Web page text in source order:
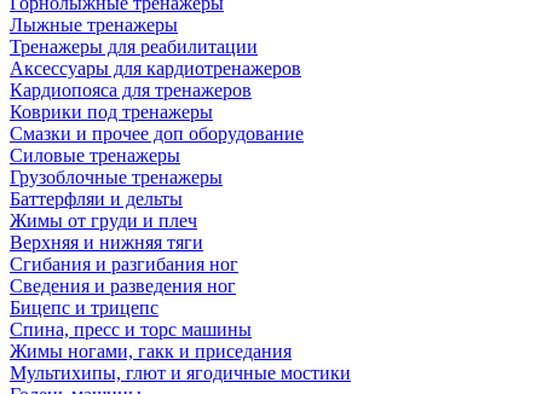
Лыжные тренажеры
Тренажеры для реабилитации
Аксессуары для кардиотренажеров
Кардиопояса для тренажеров
Коврики под тренажеры
Смазки и прочее доп оборудование
Силовые тренажеры
Грузоблочные тренажеры
Баттерфляи и дельты
Жимы от груди и плеч
Верхняя и нижняя тяги
Сгибания и разгибания ног
Сведения и разведения ног
Бицепс и трицепс
Спина, пресс и торс машины
Жимы ногами, гакк и приседания
Мультихипы, глют и ягодичные мостики